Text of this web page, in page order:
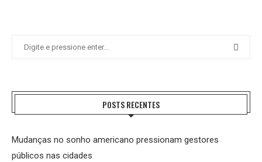
POSTS RECENTES
Mudanças no sonho americano pressionam gestores
públicos nas cidades